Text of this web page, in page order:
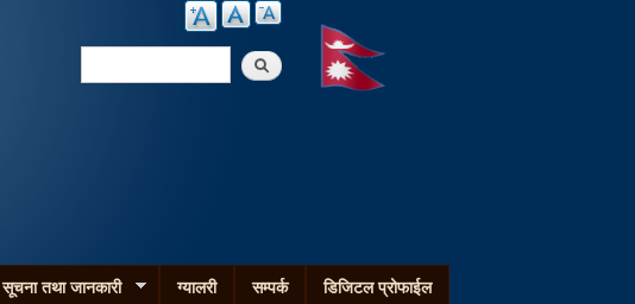
Search
सूचना तथा जानकारी ग्यालरी सम्पर्क डिजिटल प्रोफाईल